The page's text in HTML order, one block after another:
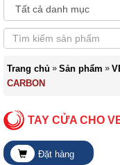
Trang chủ » Sản phẩm »
CARBON
TAY CỬA CHO
Đặt hàng